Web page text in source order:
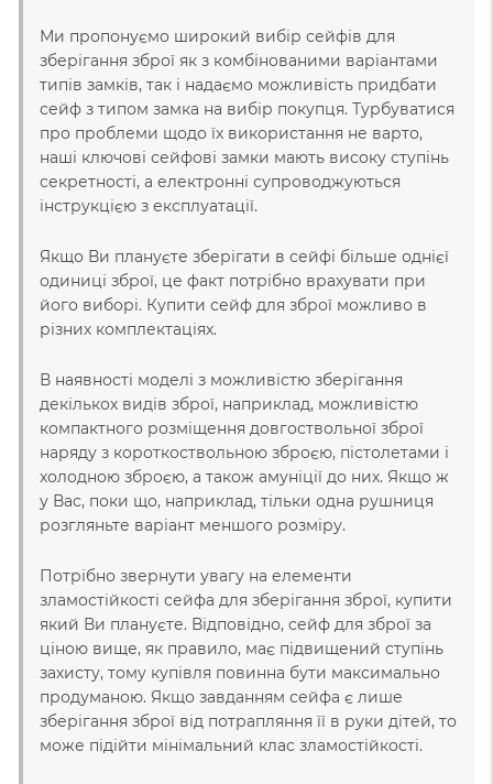
Ми пропонуємо широкий вибір сейфів для
зберігання зброї як з комбінованими варіантами
типів замків, так і надаємо можливість придбати
сейф з типом замка на вибір покупця. Турбуватися
про проблеми щодо їх використання не варто,
наші ключові сейфові замки мають високу ступінь
секретності, а електронні супроводжуються
інструкцією з експлуатації.
Якщо Ви плануєте зберігати в сейфі більше однієї
одиниці зброї, це факт потрібно врахувати при
його виборі. Купити сейф для зброї можливо в
різних комплектаціях.
В наявності моделі з можливістю зберігання
декількох видів зброї, наприклад, можливістю
компактного розміщення довгоствольної зброї
наряду з короткоствольною зброєю, пістолетами і
холодною зброєю, а також амуніції до них. Якщо ж
у Вас, поки що, наприклад, тільки одна рушниця
розгляньте варіант меншого розміру.
Потрібно звернути увагу на елементи
зламостійкості сейфа для зберігання зброї, купити
який Ви плануєте. Відповідно, сейф для зброї за
ціною вище, як правило, має підвищений ступінь
захисту, тому купівля повинна бути максимально
продуманою. Якщо завданням сейфа є лише
зберігання зброї від потрапляння її в руки дітей, то
може підійти мінімальний клас зламостійкості.